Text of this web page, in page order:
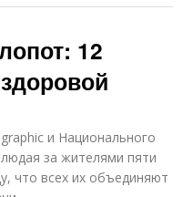
12
и Национального
за жителями пяти
что всех их объединяют